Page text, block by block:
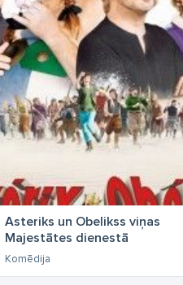
Asteriks un Obelikss viņas
Majestātes dienestā
Komēdija